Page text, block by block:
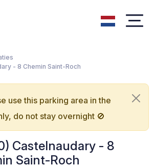
- 8 Chemin Saint-Roch
use this parking area in the
do not stay overnight 🚫
Castelnaudary - 8
Saint-Roch